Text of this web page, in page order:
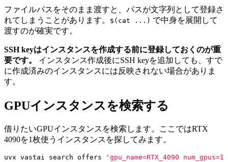
ファイルパスをそのまま渡すと、パスが文字列として登録さ
れてしまうことがあります。
$(cat ...) で中身を展開して
渡すのが確実です。
SSH keyはインスタンスを作成する前に登録しておくのが重
要です。
インスタンス作成後にSSH keyを追加しても、すで
に作成済みのインスタンスには反映されない場合がありま
す。
GPUインスタンスを検索する
借りたいGPUインスタンスを検索します。ここではRTX
4090を1枚使うインスタンスを探してみます。
uvx vastai search offers 'gpu_name=RTX_4090